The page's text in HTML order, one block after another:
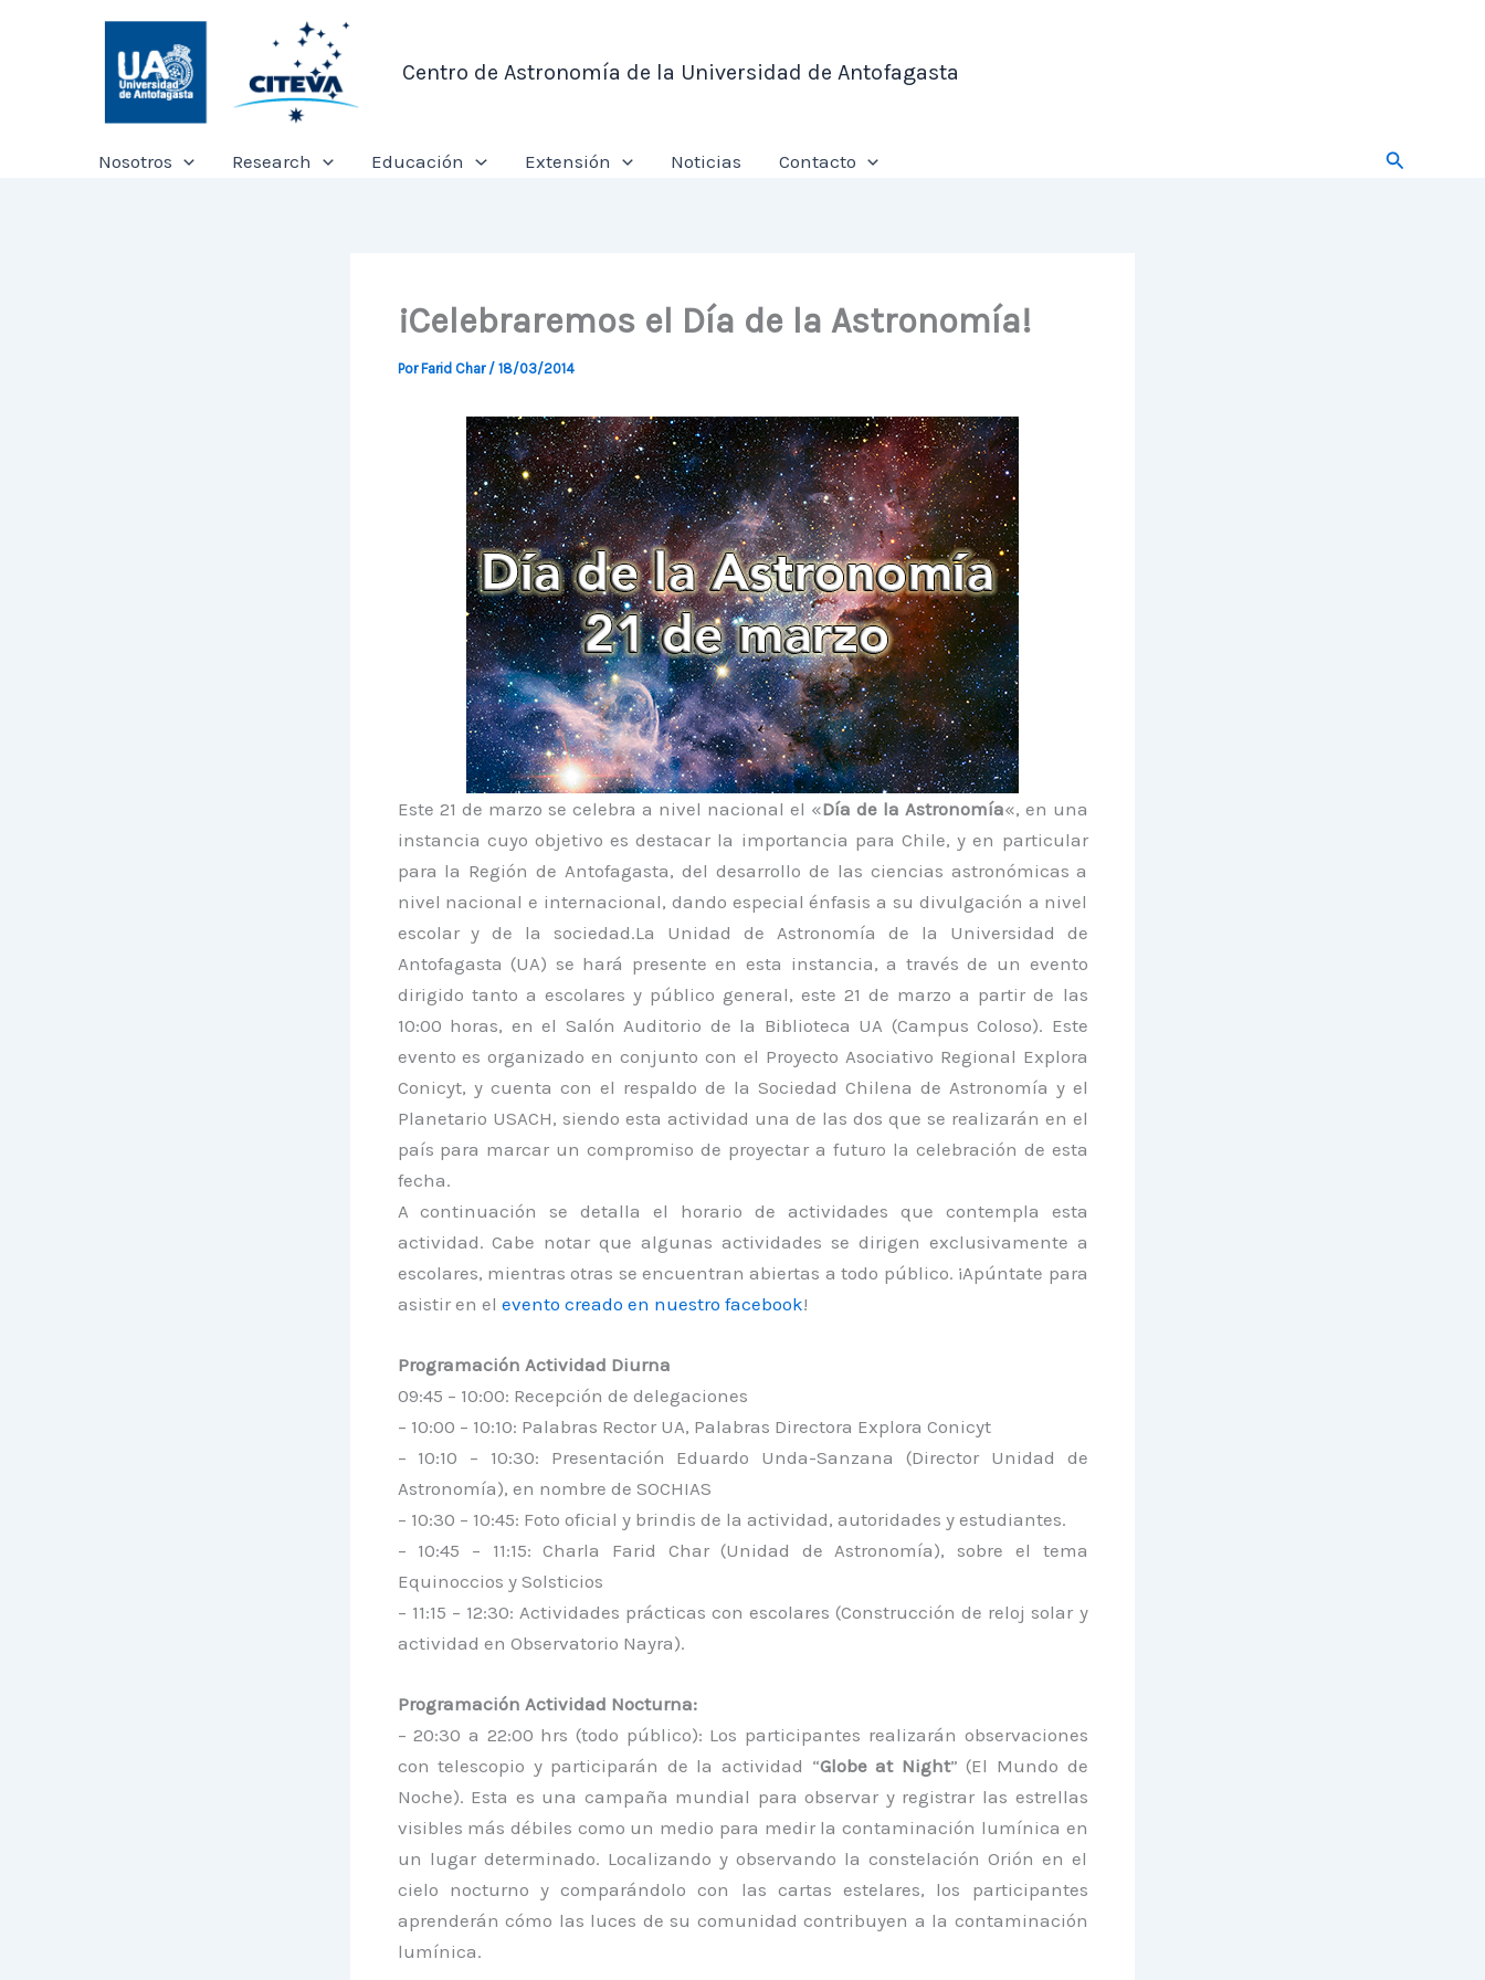
Centro de Astronomía de la Universidad de Antofagasta
Nosotros Research Educación Extensión Noticias Contacto Buscar
¡Celebraremos el Día de la Astronomía!
PorFarid Char / 18/03/2014
Este 21 de marzo se celebra a nivel nacional el «Día de la Astronomía«, en una
instancia cuyo objetivo es destacar la importancia para Chile, y en particular
para la Región de Antofagasta, del desarrollo de las ciencias astronómicas a
nivel nacional e internacional, dando especial énfasis a su divulgación a nivel
escolar y de la sociedad.La Unidad de Astronomía de la Universidad de
Antofagasta (UA) se hará presente en esta instancia, a través de un evento
dirigido tanto a escolares y público general, este 21 de marzo a partir de las
10:00 horas, en el Salón Auditorio de la Biblioteca UA (Campus Coloso). Este
evento es organizado en conjunto con el Proyecto Asociativo Regional Explora
Conicyt, y cuenta con el respaldo de la Sociedad Chilena de Astronomía y el
Planetario USACH, siendo esta actividad una de las dos que se realizarán en el
país para marcar un compromiso de proyectar a futuro la celebración de esta
fecha.
A continuación se detalla el horario de actividades que contempla esta
actividad. Cabe notar que algunas actividades se dirigen exclusivamente a
escolares, mientras otras se encuentran abiertas a todo público. ¡Apúntate para
asistir en el evento creado en nuestro facebook!
Programación Actividad Diurna
09:45 – 10:00: Recepción de delegaciones
– 10:00 – 10:10: Palabras Rector UA, Palabras Directora Explora Conicyt
– 10:10 – 10:30: Presentación Eduardo Unda-Sanzana (Director Unidad de
Astronomía), en nombre de SOCHIAS
– 10:30 – 10:45: Foto oficial y brindis de la actividad, autoridades y estudiantes.
– 10:45 – 11:15: Charla Farid Char (Unidad de Astronomía), sobre el tema
Equinoccios y Solsticios
– 11:15 – 12:30: Actividades prácticas con escolares (Construcción de reloj solar y
actividad en Observatorio Nayra).
Programación Actividad Nocturna:
– 20:30 a 22:00 hrs (todo público): Los participantes realizarán observaciones
con telescopio y participarán de la actividad “Globe at Night” (El Mundo de
Noche). Esta es una campaña mundial para observar y registrar las estrellas
visibles más débiles como un medio para medir la contaminación lumínica en
un lugar determinado. Localizando y observando la constelación Orión en el
cielo nocturno y comparándolo con las cartas estelares, los participantes
aprenderán cómo las luces de su comunidad contribuyen a la contaminación
lumínica.